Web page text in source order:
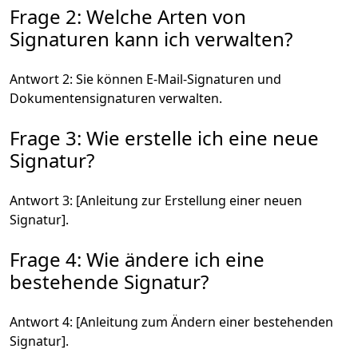
Frage 2: Welche Arten von
Signaturen kann ich verwalten?
Antwort 2: Sie können E-Mail-Signaturen und
Dokumentensignaturen verwalten.
Frage 3: Wie erstelle ich eine neue
Signatur?
Antwort 3: [Anleitung zur Erstellung einer neuen
Signatur].
Frage 4: Wie ändere ich eine
bestehende Signatur?
Antwort 4: [Anleitung zum Ändern einer bestehenden
Signatur].